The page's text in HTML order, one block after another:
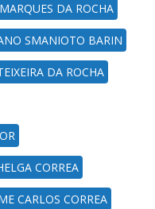
DA ROCHA
SMANIOTO BARIN
DA ROCHA
CORREA
CARLOS CORREA